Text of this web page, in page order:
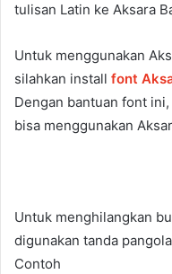
tulisan Latin ke Aksara
Untuk menggunakan
silahkan install font
Dengan bantuan font
bisa menggunakan
Untuk menghilangkan
digunakan tanda
Contoh